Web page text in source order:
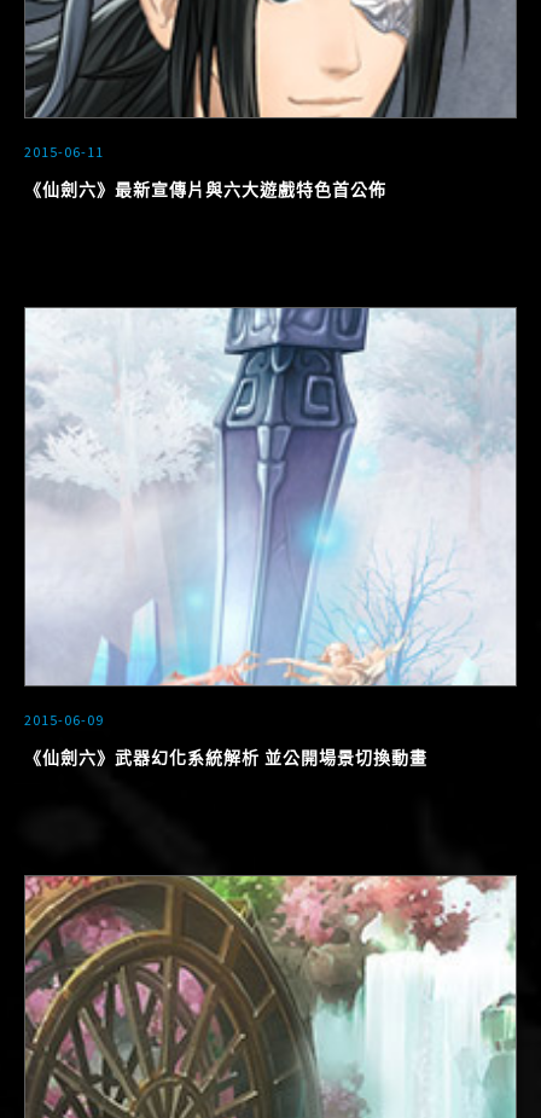
2015-06-11
《仙劍六》最新宣傳片與六大遊戲特色首公佈
2015-06-09
《仙劍六》武器幻化系統解析 並公開場景切換動畫